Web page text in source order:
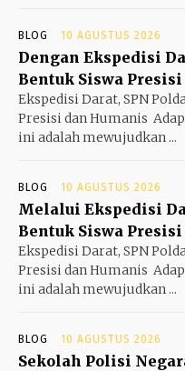
BLOG 10 AGUSTUS 2026
Dengan Ekspedisi
Bentuk Siswa
Ekspedisi Darat, SPN
Presisi dan Humanis
ini adalah mewujudkan ...
BLOG 10 AGUSTUS 2026
Melalui Ekspedisi
Bentuk Siswa
Ekspedisi Darat, SPN
Presisi dan Humanis
ini adalah mewujudkan ...
BLOG 10 AGUSTUS 2026
Sekolah Polisi